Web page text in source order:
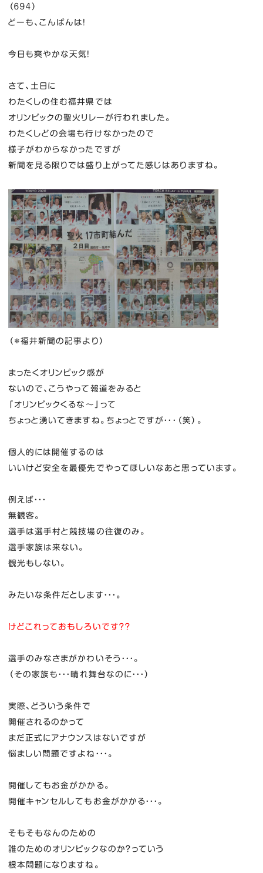
（６９４）
どーも、こんばんは！
今日も爽やかな天気！
さて、土日に
わたくしの住む福井県では
オリンピックの聖火リレーが行われました。
わたくしどの会場も行けなかったので
様子がわからなかったですが
新聞を見る限りでは盛り上がってた感じはありますね。
（＊福井新聞の記事より）
まったくオリンピック感が
ないので、こうやって報道をみると
「オリンピックくるな～」って
ちょっと湧いてきますね。ちょっとですが・・・（笑）。
個人的には開催するのは
いいけど安全を最優先でやってほしいなあと思っています。
例えば・・・
無観客。
選手は選手村と競技場の往復のみ。
選手家族は来ない。
観光もしない。
みたいな条件だとします・・・。
けどこれっておもしろいです？？
選手のみなさまがかわいそう・・・。
（その家族も・・・晴れ舞台なのに・・・）
実際、どういう条件で
開催されるのかって
まだ正式にアナウンスはないですが
悩ましい問題ですよね・・・。
開催してもお金がかかる。
開催キャンセルしてもお金がかかる・・・。
そもそもなんのための
誰のためのオリンピックなのか？っていう
根本問題になりますね。